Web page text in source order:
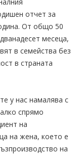
отчет за
От общо 50
месеца,
в семейства без
в страната
у нас намалява с
спрямо
на
на жена, което е
на